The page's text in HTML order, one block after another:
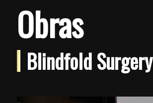
Obras
Blindfold Surgery